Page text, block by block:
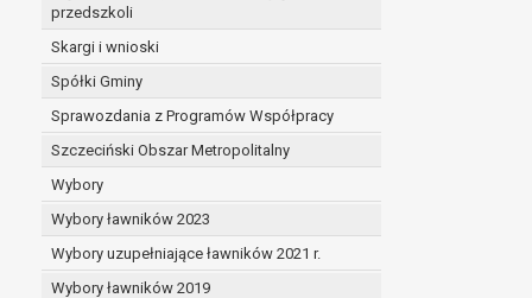
przedszkoli
Skargi i wnioski
Spółki Gminy
Sprawozdania z Programów Współpracy
Szczeciński Obszar Metropolitalny
Wybory
Wybory ławników 2023
Wybory uzupełniające ławników 2021 r.
Wybory ławników 2019